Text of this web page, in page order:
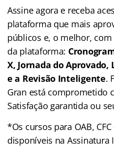
Assine agora e receba
plataforma que mais
públicos e, o melhor, com
da plataforma:
X, Jornada do Aprovado,
e a Revisão Inteligente.
Gran está comprometido
Satisfação garantida ou
*Os cursos para OAB,
disponíveis na Assinatura